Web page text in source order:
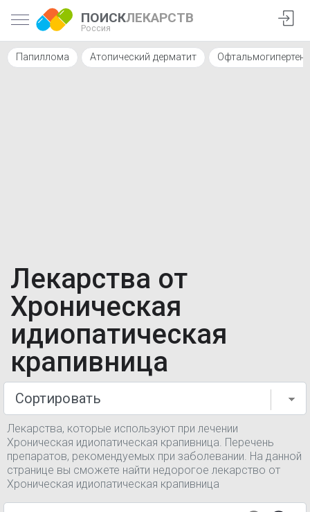
ПОИСКЛЕКАРСТВ
Россия
Папиллома Атопический дерматит
Лекарства от
Хроническая
идиопатическая
крапивница
Лекарства, которые используют при лечении
Хроническая идиопатическая крапивница. Перечень
препаратов, рекомендуемых при заболевании. На данной
странице вы сможете найти недорогое лекарство от
Хроническая идиопатическая крапивница